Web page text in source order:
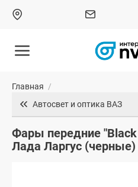
Главная /
Автосвет и оптика ВАЗ
Фары передние "Black
Лада Ларгус (черные)